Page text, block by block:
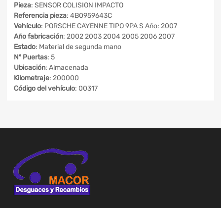
Pieza: SENSOR COLISION IMPACTO
Referencia pieza: 4B0959643C
Vehículo: PORSCHE CAYENNE TIPO 9PA S Año: 2007
Año fabricación: 2002 2003 2004 2005 2006 2007
Estado: Material de segunda mano
Nº Puertas: 5
Ubicación: Almacenada
Kilometraje: 200000
Código del vehículo: 00317